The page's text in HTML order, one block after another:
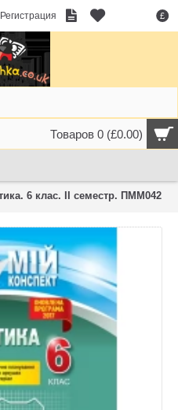
£
Регистрация
Товаров 0 (£0.00)
6 клас. ІІ семестр. ПММ042